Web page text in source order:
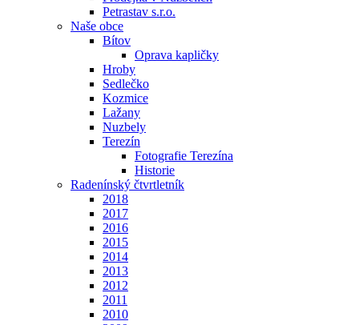
Petrastav s.r.o.
Naše obce
Bítov
Oprava kapličky
Hroby
Sedlečko
Kozmice
Lažany
Nuzbely
Terezín
Fotografie Terezína
Historie
Radenínský čtvrtletník
2018
2017
2016
2015
2014
2013
2012
2011
2010